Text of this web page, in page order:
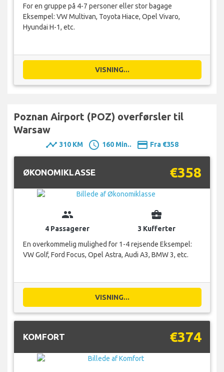
For en gruppe på 4-7 personer eller stor bagage
Eksempel: VW Multivan, Toyota Hiace, Opel Vivaro,
Hyundai H-1, etc.
VISNING...
Poznan Airport (POZ) overførsler til
Warsaw
timeline 310 KM schedule 160 Min.. payment Fra €358
ØKONOMIKLASSE €358
group
4 Passagerer
business_center
3 Kufferter
En overkommelig mulighed for 1-4 rejsende Eksempel:
VW Golf, Ford Focus, Opel Astra, Audi A3, BMW 3, etc.
VISNING...
KOMFORT €374